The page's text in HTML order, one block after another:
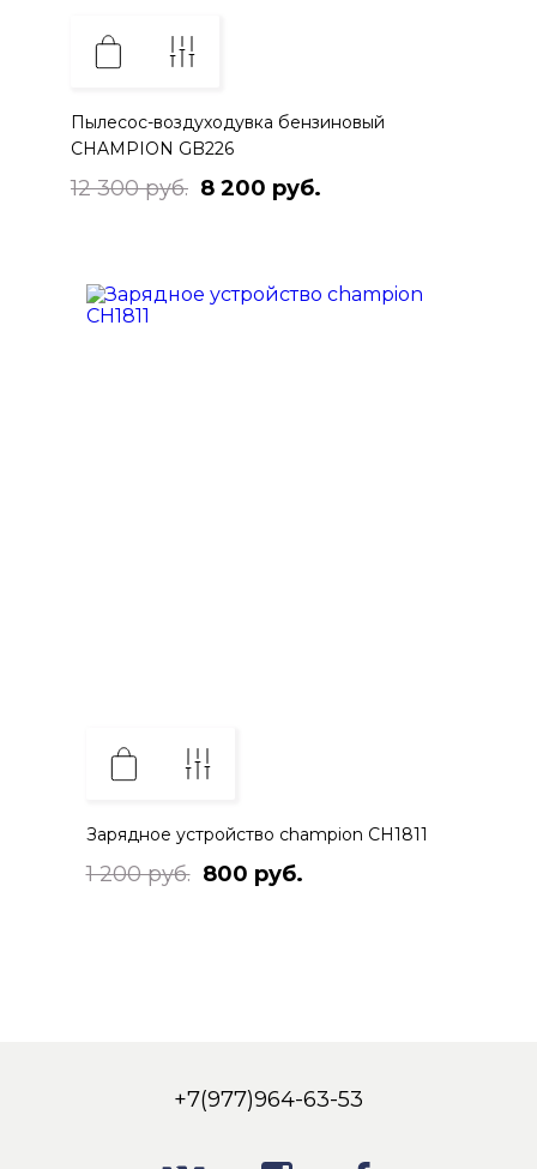
Пылесос-воздуходувка бензиновый
CHAMPION GB226
12 300 руб. 8 200 руб.
Зарядное устройство champion CH1811
1 200 руб. 800 руб.
+7(977)964-63-53